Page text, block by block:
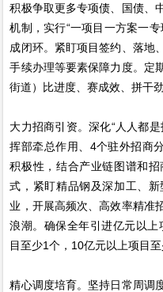
积极争取更多专项债、国债、
机制，实行“一项目一方案一
成闭环。紧盯项目签约、落地
手续办理等要素保障力度。定
街道）比进度、赛成效、拼干
大力招商引资。深化“人人都
挥部牵总作用、4个驻外招商
积极性，结合产业链图谱和
式，紧盯精品钢及深加工、
业，开展高频次、高效率精准
浪潮。确保全年引进亿元以
目至少1个，10亿元以上项目至
精心调度培育。坚持日常周调